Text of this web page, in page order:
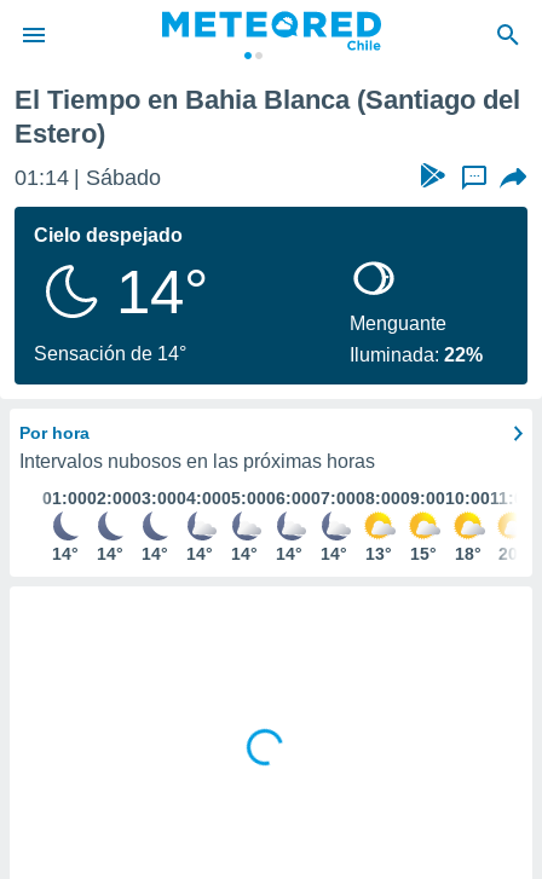
El Tiempo en Bahia Blanca (Santiago del
Estero)
01:14 Sábado ...
Cielo despejado
14°
Sensación de 14°
Menguante
Iluminada:22%
Por hora
Intervalos nubosos en las próximas horas
01:00
14°
02:00
14°
03:00
14°
04:00
14°
05:00
14°
06:00
14°
07:00
14°
08:00
13°
09:00
15°
10:00
18°
11:00
20°